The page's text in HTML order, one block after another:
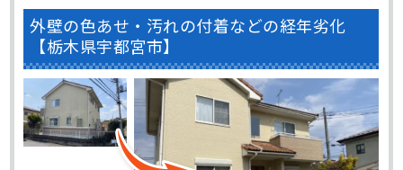
外壁の色あせ・汚れの付着などの経年劣化
【栃木県宇都宮市】